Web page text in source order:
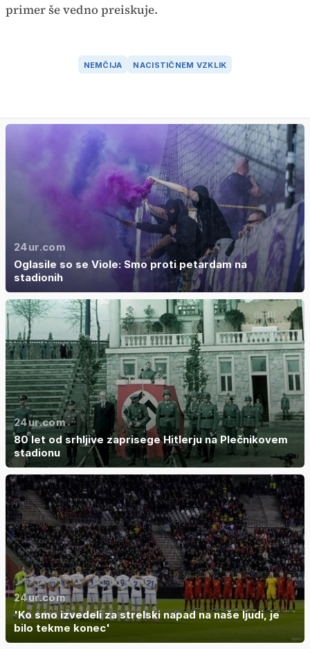
primer še vedno preiskuje.
NEMČIJA NACISTIČNEM VZKLIK
24ur.com
Oglasile so se Viole: Smo proti petardam na
stadionih
24ur.com
80 let od srhljive zaprisege Hitlerju na Plečnikovem
stadionu
24ur.com
'Ko smo izvedeli za strelski napad na naše ljudi, je
bilo tekme konec'